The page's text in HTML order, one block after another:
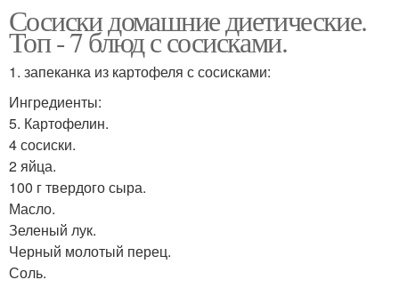
Сосиски домашние диетические.
Топ - 7 блюд с сосисками.
1. запеканка из картофеля с сосисками:
Ингредиенты:
5. Картофелин.
4 сосиски.
2 яйца.
100 г твердого сыра.
Масло.
Зеленый лук.
Черный молотый перец.
Соль.